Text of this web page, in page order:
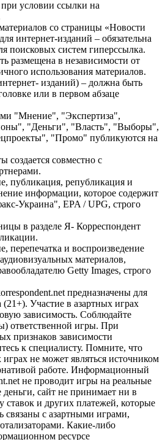
при условии ссылки на
со страницы «Новости
интернет-изданий – обязательна
поисковых систем гиперссылка.
размещена в независимости от
использования материалов.
изданий) – должна быть
или в первом абзаце
"Мнение", "Экспертиза",
"Деньги", "Власть", "Выборы",
"Промо" публикуются на
создается совместно с
публикация, републикация и
информации, которое содержит
Украина", EPA / UPG, строго
в разделе Я- Корреспондент
перепечатка и воспроизведение
материалов,
Getty Images, строго
предназначены для
Участие в азартных играх
зависимость. Соблюдайте
ответственной игры. При
признаков зависимости
к специалисту. Помните, что
играх не может являться источником
работе. Информационный
не проводит игры на реальные
сайт не принимает ни в
ставок и других платежей, которые
связаны с азартными играми,
Какие-либо
ресурсе